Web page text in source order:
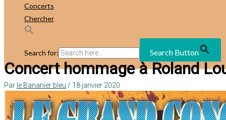
Concerts
Chercher
Search for: Search Button
Concert hommage à Roland
Par le Bananier bleu / 18 janvier 2020